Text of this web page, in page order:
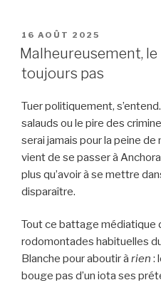
PUBLIÉ
LE
16 AOÛT 2025
Malheureusement,
toujours pas
Tuer politiquement,
salauds ou le pire des
serai jamais pour la peine de
vient de se passer à
plus qu’avoir à se mettre
disparaître.
Tout ce battage médiatique
rodomontades habituelles
Blanche pour aboutir à rien :
bouge pas d’un iota ses